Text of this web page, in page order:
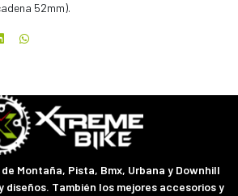
52mm).
Montaña, Pista, Bmx, Urbana y Downhill
diseños. También los mejores accesorios y